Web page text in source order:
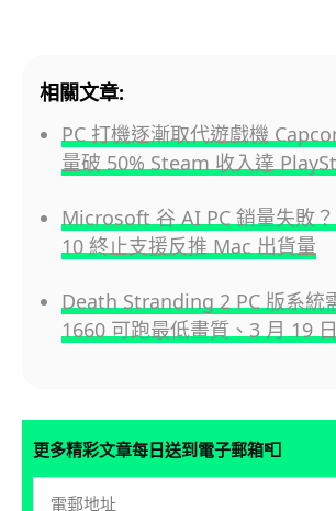
相關文章:
PC 打機逐漸取代遊戲機
量破 50% Steam 收入達
Microsoft 谷 AI PC 銷量失敗
10 終止支援反推 Mac 出貨量
Death Stranding 2 PC 版系統
1660 可跑最低畫質、3 月 19
更多精彩文章每日送到電子郵箱📮